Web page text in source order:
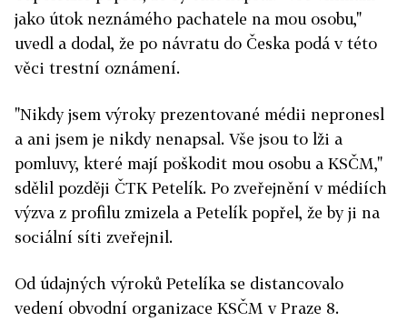
jako útok neznámého pachatele na mou osobu,"
uvedl a dodal, že po návratu do Česka podá v této
věci trestní oznámení.
"Nikdy jsem výroky prezentované médii nepronesl
a ani jsem je nikdy nenapsal. Vše jsou to lži a
pomluvy, které mají poškodit mou osobu a KSČM,"
sdělil později ČTK Petelík. Po zveřejnění v médiích
výzva z profilu zmizela a Petelík popřel, že by ji na
sociální síti zveřejnil.
Od údajných výroků Petelíka se distancovalo
vedení obvodní organizace KSČM v Praze 8.